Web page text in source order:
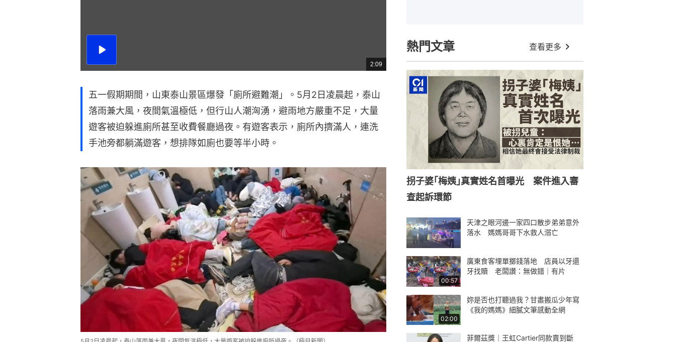
播
總
共
2:09
五一假期期間，山東泰山景區爆發「廁所避難潮」。5月2日凌晨起，泰山
落雨兼大風，夜間氣溫極低，但行山人潮洶湧，避雨地方嚴重不足，大量
遊客被迫躲進廁所甚至收費餐廳過夜。有遊客表示，廁所內擠滿人，連洗
手池旁都躺滿遊客，想排隊如廁也要等半小時。
熱門文章 查看更多
拐子婆｢梅姨｣真實姓名首曝光 案件進入審
查起訴環節
天津之眼河邊一家四口散步弟弟意外
落水 媽媽哥哥下水救人溺亡
00:57
廣東食客埋單擲錢落地 店員以牙還
牙找贖 老闆讚：無做錯｜有片
02:00
妳是否也打聽過我？甘肅搬瓜少年寫
《我的媽媽》細膩文筆感動全網
菲爾茲獎｜王虹Cartier同款賣到斷